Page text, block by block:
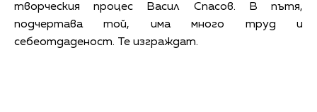
творческия процес Васил Спасов. В пътя,
подчертава той, има много труд и
себеотдаденост. Те изграждат.